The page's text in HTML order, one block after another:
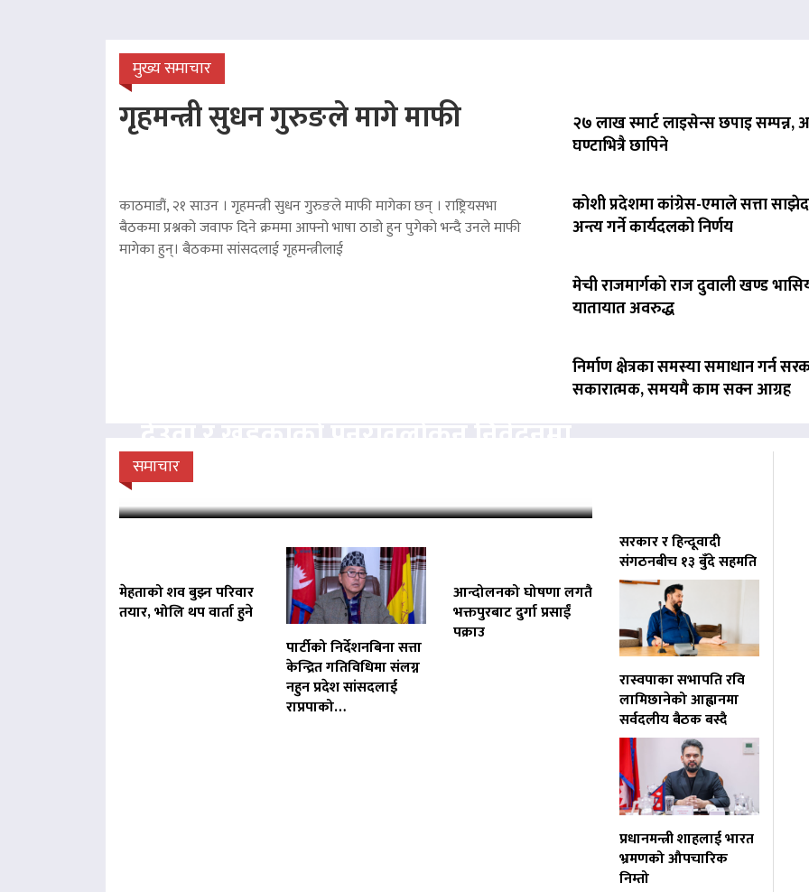
मुख्य समाचार
गृहमन्त्री सुधन गुरुङले मागे माफी
काठमाडौं, २१ साउन । गृहमन्त्री सुधन गुरुङले माफी मागेका छन् । राष्ट्रियसभा
बैठकमा प्रश्नको जवाफ दिने क्रममा आफ्नो भाषा ठाडो हुन पुगेको भन्दै उनले माफी
मागेका हुन्। बैठकमा सांसदलाई गृहमन्त्रीलाई
२७ लाख स्मार्ट लाइसेन्स छपाइ सम्पन्न,
घण्टाभित्रै छापिने
कोशी प्रदेशमा कांग्रेस-एमाले सत्ता
अन्त्य गर्ने कार्यदलको निर्णय
मेची राजमार्गको राज दुवाली खण्ड
यातायात अवरुद्ध
निर्माण क्षेत्रका समस्या समाधान गर्न
सकारात्मक, समयमै काम सक्न आग्रह
समाचार
मेहताको शव बुझ्न परिवार
तयार, भोलि थप वार्ता हुने
पार्टीको निर्देशनबिना सत्ता
केन्द्रित गतिविधिमा संलग्न
नहुन प्रदेश सांसदलाई
राप्रपाको…
आन्दोलनको घोषणा लगतै
भक्तपुरबाट दुर्गा प्रसाईं
पक्राउ
सरकार र हिन्दूवादी
संगठनबीच १३ बुँदे सहमति
रास्वपाका सभापति रवि
लामिछानेको आह्वानमा
सर्वदलीय बैठक बस्दै
प्रधानमन्त्री शाहलाई भारत
भ्रमणको औपचारिक
निम्तो